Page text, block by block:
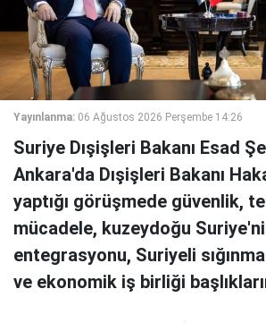
Yayınlanma: 06 Ağustos 2026 Perşembe 14:26
Suriye Dışişleri Bakanı Esad
Ankara'da Dışişleri Bakanı
yaptığı görüşmede güvenlik,
mücadele, kuzeydoğu
entegrasyonu, Suriyeli
ve ekonomik iş birliği